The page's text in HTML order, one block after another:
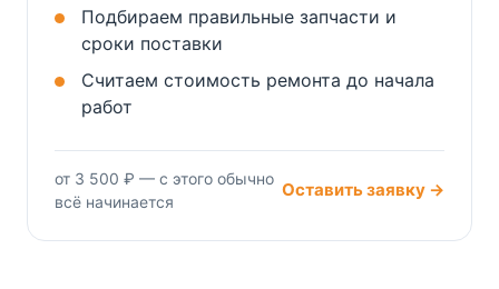
Подбираем правильные запчасти и
сроки поставки
Считаем стоимость ремонта до начала
работ
от 3 500 ₽ — с этого обычно
всё начинается
Оставить заявку →